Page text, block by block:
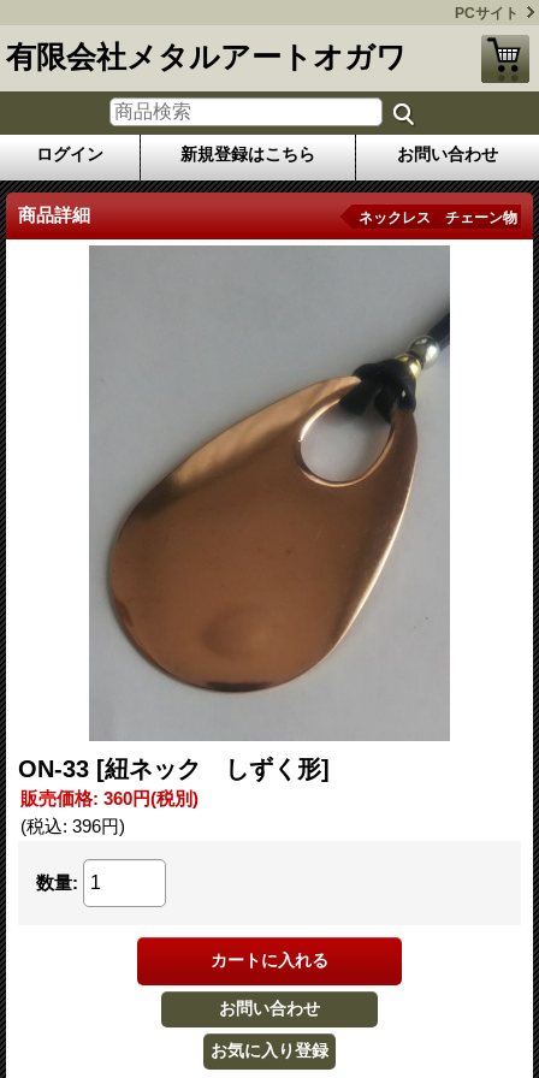
PCサイト
有限会社メタルアートオガワ
ログイン 新規登録はこちら お問い合わせ
商品詳細 ネックレス チェーン物
ON-33 [紐ネック しずく形]
販売価格: 360円(税別)
(税込: 396円)
数量: